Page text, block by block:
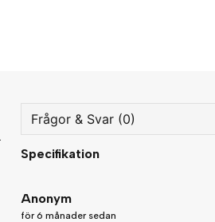
Frågor & Svar (0)
question
Specifikation
Anonym
för 6 månader sedan